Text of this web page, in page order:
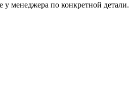
менеджера по конкретной детали.